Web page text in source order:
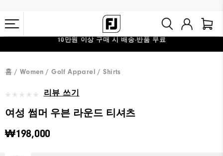
10만원 이상 구매 시 배송·반품 무료
홈 Women Golf Apparel Shirts
리뷰 쓰기
여성 썸머 우븐 라운드 티셔츠
₩198,000